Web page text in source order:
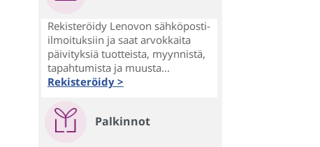
Rekisteröidy Lenovon sähköposti-
ilmoituksiin ja saat arvokkaita
päivityksiä tuotteista, myynnistä,
tapahtumista ja muusta...
Rekisteröidy >
Palkinnot